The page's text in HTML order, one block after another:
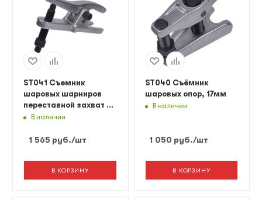
ST041 Съемник
шаровых шарниров
переставной захват 22
ммВ наличии
1 565 руб./шт
В КОРЗИНУ
ST040 Съёмник
шаровых опор, 17мм
В наличии
1 050 руб./шт
В КОРЗИНУ